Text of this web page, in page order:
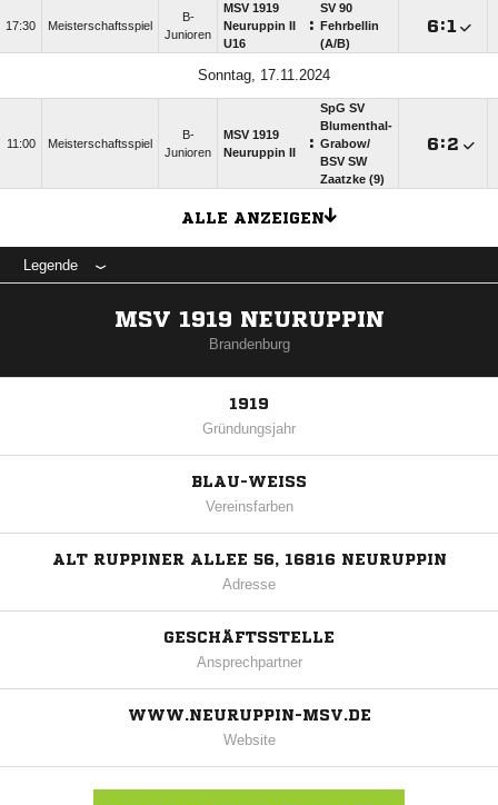
17:30 Meisterschaftsspiel
B-
Junioren
MSV 1919
Neuruppin II
U16
:
SV 90
Fehrbellin
(A/​B)
:
Sonntag, 17.11.2024
11:00 Meisterschaftsspiel
B-
Junioren
MSV 1919
Neuruppin II
:
SpG SV
Blumenthal-
Grabow/​
BSV SW
Zaatzke (9)
:
ALLE ANZEIGEN
Legende
MSV 1919 NEURUPPIN
Brandenburg
1919
Gründungsjahr
BLAU-WEISS
Vereinsfarben
ALT RUPPINER ALLEE 56, 16816 NEURUPPIN
Adresse
GESCHÄFTSSTELLE
Ansprechpartner
WWW.NEURUPPIN-MSV.DE
Website